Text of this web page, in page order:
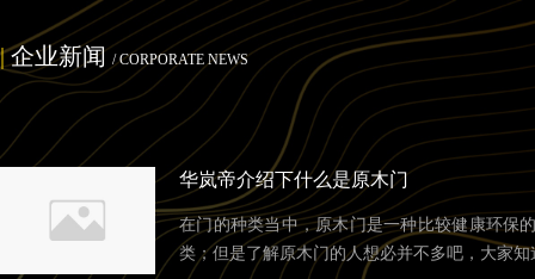
|企业新闻/CORPORATE NEWS
华岚帝介绍下什么是原木门
在门的种类当中，原木门是一种比较健康环保
类；但是了解原木门的人想必并不多吧，大家